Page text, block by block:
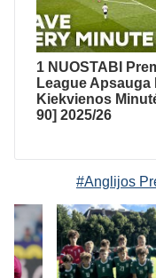
1 NUOSTABI
League Apsauga
Kiekvienos
90] 2025/26
#Anglijos